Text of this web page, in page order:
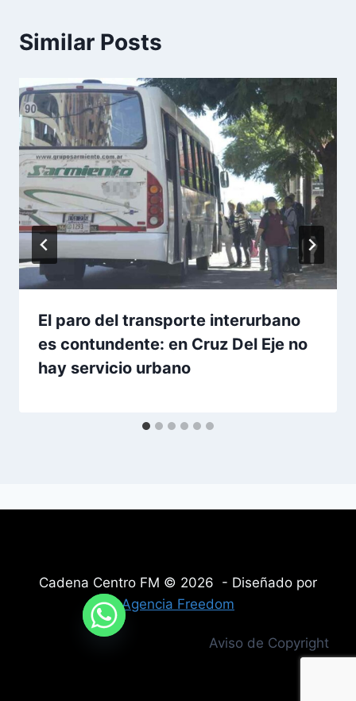
Similar Posts
El paro del transporte interurbano
es contundente: en Cruz Del Eje no
hay servicio urbano
Cadena Centro FM © 2026 - Diseñado por
Agencia Freedom
Aviso de Copyright